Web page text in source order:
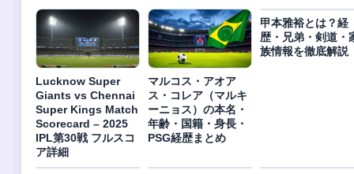
Lucknow Super
Giants vs Chennai
Super Kings Match
Scorecard – 2025
IPL第30戦 フルスコ
ア詳細
マルコス・アオア
ス・コレア（マルキ
ーニョス）の本名・
年齢・国籍・身長・
PSG経歴まとめ
甲本雅裕とは？経
歴・兄弟・剣道・
族情報を徹底解説